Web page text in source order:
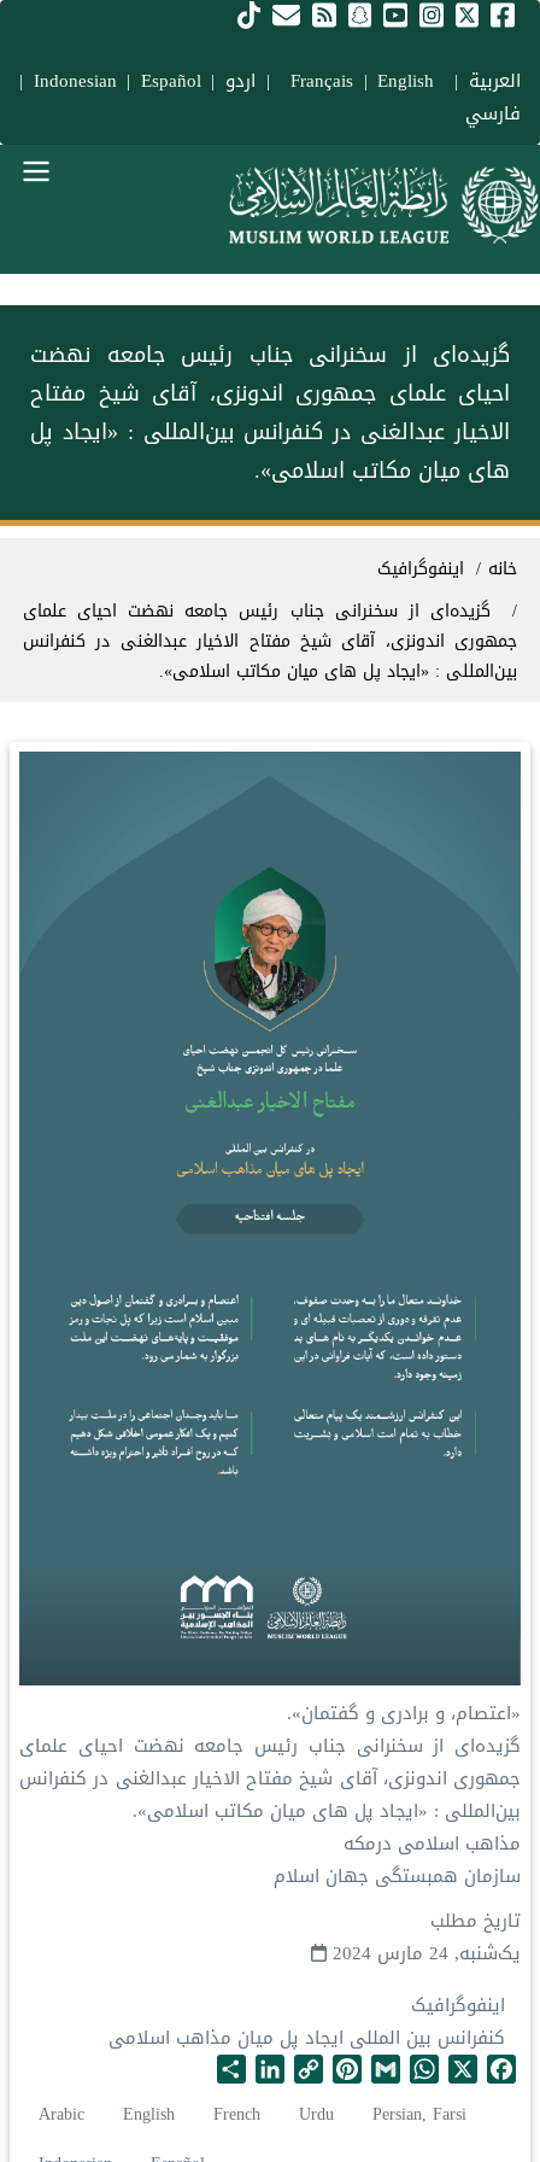
رفتن به محتوای اصلی
العربية |
|English
| اردو |
Indonesian | Español
|
فارسي
گزیده‌ای از سخنرانی جناب رئیس جامعه نهضت‌
احیای علمای جمهوری اندونزی، آقای شیخ مفتاح
الاخیار عبدالغنی در کنفرانس بین‌المللی : «ایجاد پل
های میان مکاتب اسلامی».
مسیر راهنما
خانه
اینفوگرافیک
گزیده‌ای از سخنرانی جناب رئیس جامعه نهضت‌ احیای علمای
جمهوری اندونزی، آقای شیخ مفتاح الاخیار عبدالغنی در کنفرانس
بین‌المللی : «ایجاد پل های میان مکاتب اسلامی».
«اعتصام، و برادری و گفتمان».
گزیده‌ای از سخنرانی جناب رئیس جامعه نهضت‌ احیای علمای
جمهوری اندونزی، آقای شیخ مفتاح الاخیار عبدالغنی در کنفرانس
بین‌المللی : «ایجاد پل های میان مکاتب اسلامی».
مذاهب اسلامی درمکه
سازمان همبستگی جهان اسلام
تاریخ مطلب
یک‌شنبه, 24 مارس 2024
اینفوگرافیک
کنفرانس بین المللی ایجاد پل میان مذاهب اسلامی
F
X
W
h
a
G
P
n
C
L
i
n
h
a
Arabic English French Urdu
Persian, Farsi